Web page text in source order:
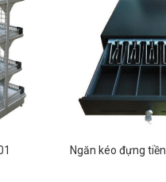
Ngăn kéo đựng tiền